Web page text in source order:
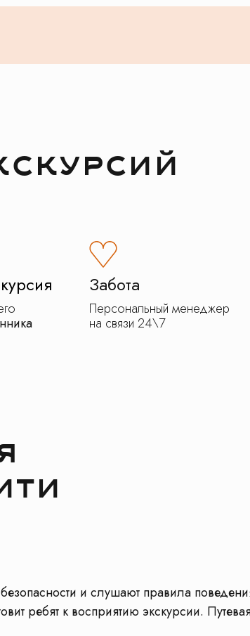
Персональный менеджер
на связи 24\7
Забота
и слушают правила
ребят к восприятию экскурсии.